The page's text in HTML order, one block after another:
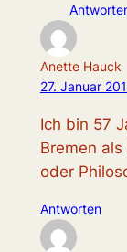
Anette Hauck
27. Januar
Ich bin 57
Bremen
oder
Antworten